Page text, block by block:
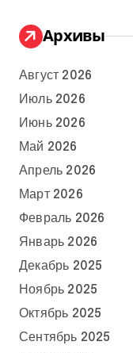
Архивы
Август 2026
Июль 2026
Июнь 2026
Май 2026
Апрель 2026
Март 2026
Февраль 2026
Январь 2026
Декабрь 2025
Ноябрь 2025
Октябрь 2025
Сентябрь 2025